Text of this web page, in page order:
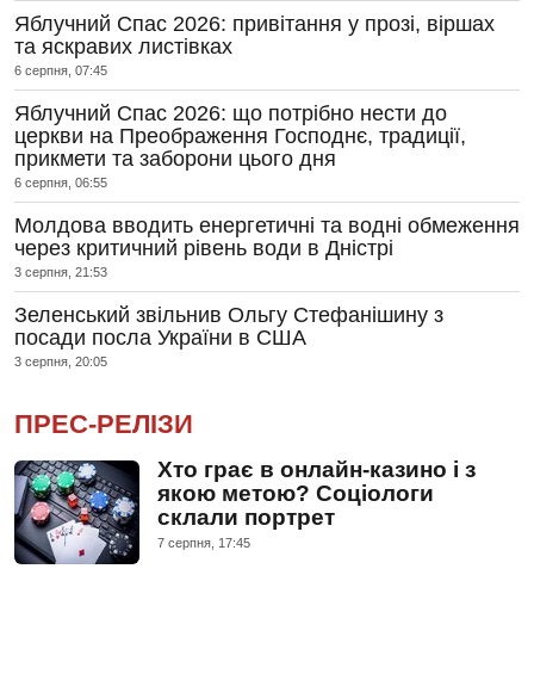
Яблучний Спас 2026: привітання у прозі, віршах
та яскравих листівках
6 серпня, 07:45
Яблучний Спас 2026: що потрібно нести до
церкви на Преображення Господнє, традиції,
прикмети та заборони цього дня
6 серпня, 06:55
Молдова вводить енергетичні та водні обмеження
через критичний рівень води в Дністрі
3 серпня, 21:53
Зеленський звільнив Ольгу Стефанішину з
посади посла України в США
3 серпня, 20:05
ПРЕС-РЕЛІЗИ
Хто грає в онлайн-казино і з
якою метою? Соціологи
склали портрет
7 серпня, 17:45